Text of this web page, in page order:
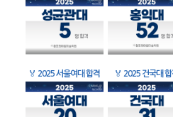
🏅 2025 서울여대 합격 🏅 2025 건국대 합